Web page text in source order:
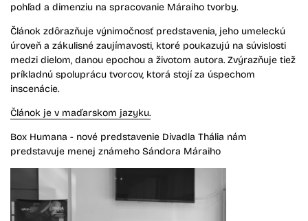
pohľad a dimenziu na spracovanie Máraiho tvorby.
Článok zdôrazňuje výnimočnosť predstavenia, jeho umeleckú
úroveň a zákulisné zaujímavosti, ktoré poukazujú na súvislosti
medzi dielom, danou epochou a životom autora. Zvýrazňuje tiež
príkladnú spoluprácu tvorcov, ktorá stojí za úspechom
inscenácie.
Článok je v maďarskom jazyku.
Box Humana - nové predstavenie Divadla Thália nám
predstavuje menej známeho Sándora Máraiho